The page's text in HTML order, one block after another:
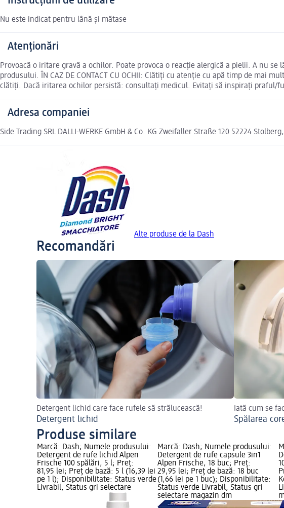
Nu este indicat pentru lână și mătase
Atenționări
Provoacă o iritare gravă a ochilor. Poate provoca o reacţie alergică a pielii. A nu
produsului. ÎN CAZ DE CONTACT CU OCHII: Clătiți cu atenție cu apă timp de mai
clătiți. Dacă iritarea ochilor persistă: consultaţi medicul. Evitaţi să inspirați praful/
Adresa companiei
Side Trading SRL DALLI-WERKE GmbH & Co. KG Zweifaller Straße 120 52224
Alte produse de la Dash
Recomandări
Detergent lichid care face rufele să strălucească!
Detergent lichid
Iată cum se
Spălarea
Produse similare
Marcă: Dash; Numele produsului:
Detergent de rufe lichid Alpen
Frische 100 spălări, 5 l; Preț:
81,95 lei; Preț de bază: 5 l (16,39 lei
pe 1 l); Disponibilitate: Status verde
Livrabil, Status gri selectare
Marcă: Dash; Numele produsului:
Detergent de rufe capsule 3in1
Alpen Frische, 18 buc; Preț:
29,95 lei; Preț de bază: 18 buc
(1,66 lei pe 1 buc); Disponibilitate:
Status verde Livrabil, Status gri
selectare magazin dm